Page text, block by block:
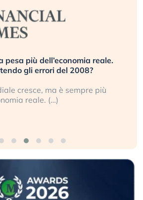
pesa più dell’economia reale.
gli errori del 2008?
cresce, ma è sempre più
reale. (…)